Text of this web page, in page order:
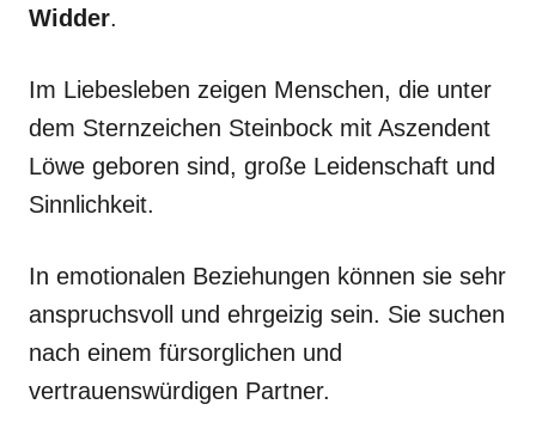
Widder.
Im Liebesleben zeigen Menschen, die unter
dem Sternzeichen Steinbock mit Aszendent
Löwe geboren sind, große Leidenschaft und
Sinnlichkeit.
In emotionalen Beziehungen können sie sehr
anspruchsvoll und ehrgeizig sein. Sie suchen
nach einem fürsorglichen und
vertrauenswürdigen Partner.